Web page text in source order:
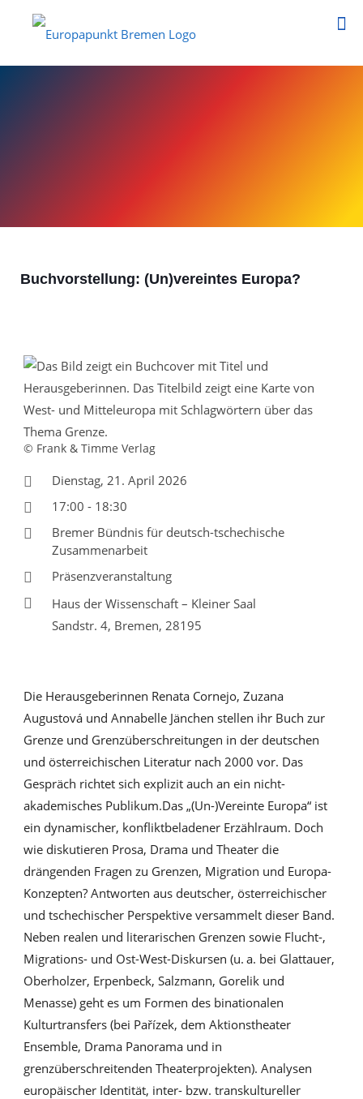
Buchvorstellung: (Un)vereintes Europa?
© Frank & Timme Verlag
Dienstag, 21. April 2026
17:00 - 18:30
Bremer Bündnis für deutsch-tschechische
Zusammenarbeit
Präsenzveranstaltung
Haus der Wissenschaft – Kleiner Saal
Sandstr. 4, Bremen, 28195
Die Herausgeberinnen Renata Cornejo, Zuzana
Augustová und Annabelle Jänchen stellen ihr Buch zur
Grenze und Grenzüberschreitungen in der deutschen
und österreichischen Literatur nach 2000 vor. Das
Gespräch richtet sich explizit auch an ein nicht-
akademisches Publikum.Das „(Un-)Vereinte Europa“ ist
ein dynamischer, konfliktbeladener Erzählraum. Doch
wie diskutieren Prosa, Drama und Theater die
drängenden Fragen zu Grenzen, Migration und Europa-
Konzepten? Antworten aus deutscher, österreichischer
und tschechischer Perspektive versammelt dieser Band.
Neben realen und literarischen Grenzen sowie Flucht-,
Migrations- und Ost-West-Diskursen (u. a. bei Glattauer,
Oberholzer, Erpenbeck, Salzmann, Gorelik und
Menasse) geht es um Formen des binationalen
Kulturtransfers (bei Pařízek, dem Aktionstheater
Ensemble, Drama Panorama und in
grenzüberschreitenden Theaterprojekten). Analysen
europäischer Identität, inter- bzw. transkultureller